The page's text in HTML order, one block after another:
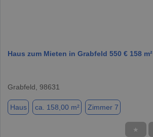
Haus zum Mieten in Grabfeld 550 € 158 m²
Grabfeld, 98631
Haus ca. 158,00 m² Zimmer 7
★